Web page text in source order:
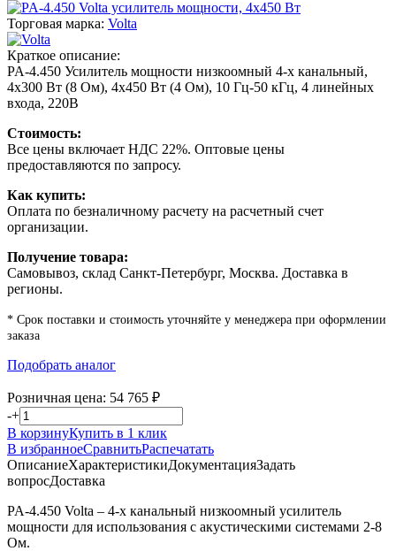
Торговая марка: Volta
Краткое описание:
PA-4.450 Усилитель мощности низкоомный 4-х канальный,
4х300 Вт (8 Ом), 4х450 Вт (4 Ом), 10 Гц-50 кГц, 4 линейных
входа, 220В
Стоимость:
Все цены включает НДС 22%. Оптовые цены
предоставляются по запросу.
Как купить:
Оплата по безналичному расчету на расчетный счет
организации.
Получение товара:
Самовывоз, склад Санкт-Петербург, Москва. Доставка в
регионы.
* Срок поставки и стоимость уточняйте у менеджера при оформлении
заказа
Подобрать аналог
Розничная цена: 54 765 ₽
-+
В корзинуКупить в 1 клик
В избранноеСравнитьРаспечатать
ОписаниеХарактеристикиДокументацияЗадать
вопросДоставка
PA-4.450 Volta – 4-х канальный низкоомный усилитель
мощности для использования с акустическими системами 2-8
Ом.